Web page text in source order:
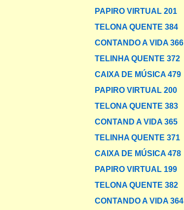
PAPIRO VIRTUAL 201
TELONA QUENTE 384
CONTANDO A VIDA 366
TELINHA QUENTE 372
CAIXA DE MÚSICA 479
PAPIRO VIRTUAL 200
TELONA QUENTE 383
CONTAND A VIDA 365
TELINHA QUENTE 371
CAIXA DE MÚSICA 478
PAPIRO VIRTUAL 199
TELONA QUENTE 382
CONTANDO A VIDA 364